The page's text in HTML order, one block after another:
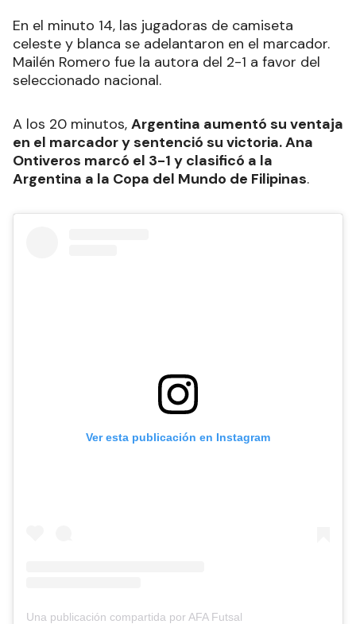
En el minuto 14, las jugadoras de camiseta
celeste y blanca se adelantaron en el marcador.
Mailén Romero fue la autora del 2-1 a favor del
seleccionado nacional.
A los 20 minutos, Argentina aumentó su ventaja
en el marcador y sentenció su victoria. Ana
Ontiveros marcó el 3-1 y clasificó a la
Argentina a la Copa del Mundo de Filipinas.
Ver esta publicación en Instagram
Una publicación compartida por AFA Futsal